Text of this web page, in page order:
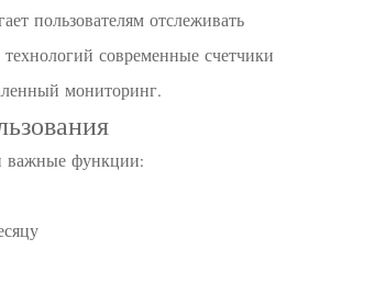
пользователям отслеживать
современные счетчики
мониторинг.
важные функции: